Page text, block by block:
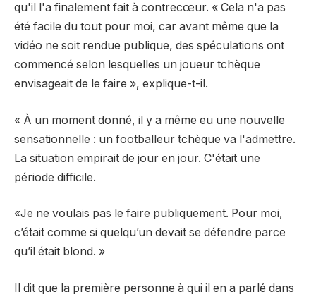
qu'il l'a finalement fait à contrecœur. « Cela n'a pas
été facile du tout pour moi, car avant même que la
vidéo ne soit rendue publique, des spéculations ont
commencé selon lesquelles un joueur tchèque
envisageait de le faire », explique-t-il.
« À un moment donné, il y a même eu une nouvelle
sensationnelle : un footballeur tchèque va l'admettre.
La situation empirait de jour en jour. C'était une
période difficile.
«Je ne voulais pas le faire publiquement. Pour moi,
c’était comme si quelqu’un devait se défendre parce
qu’il était blond. »
Il dit que la première personne à qui il en a parlé dans